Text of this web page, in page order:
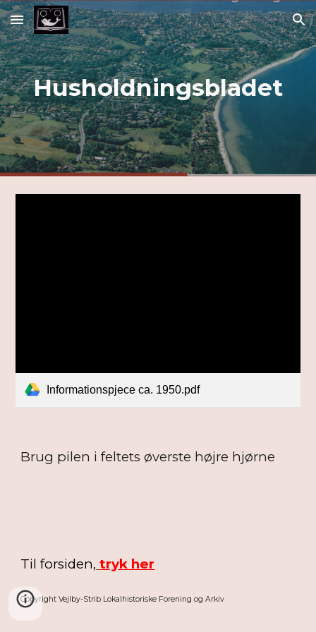
Skip to main content Skip to navigation
Husholdningsbladet
Informationspjece ca. 1950.pdf
Brug pilen i feltets øverste højre hjørne
Til forsiden, tryk her
Copyright Vejlby-Strib Lokalhistoriske Forening og Arkiv